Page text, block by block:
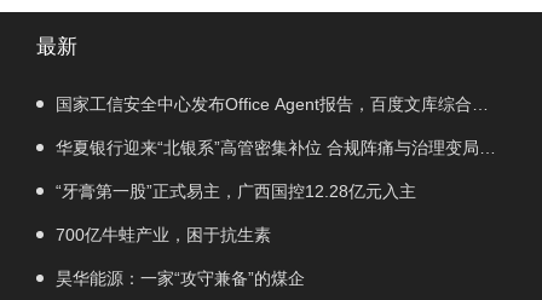
最新
国家工信安全中心发布Office Agent报告，百度文库综合排
名第一
华夏银行迎来“北银系”高管密集补位 合规阵痛与治理变局交
织 “牙膏第一股”正式易主，广西国控12.28亿元入主
700亿牛蛙产业，困于抗生素
昊华能源：一家“攻守兼备”的煤企